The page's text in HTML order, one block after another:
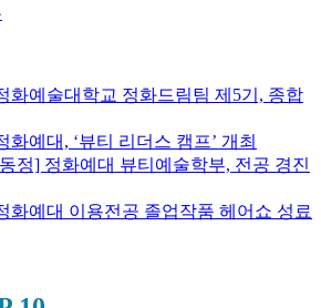
화예술대학교 정화드림팀 제5기, 종합
화예대, ‘뷰티 리더스 캠프’ 개최
정] 정화예대 뷰티예술학부, 전공 경진
화예대 이용전공 졸업작품 헤어쇼 성료